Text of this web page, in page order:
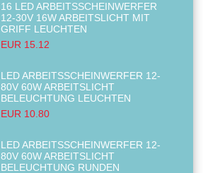
16 LED ARBEITSSCHEINWERFER
12-30V 16W ARBEITSLICHT MIT
GRIFF LEUCHTEN
EUR 15.12
LED ARBEITSSCHEINWERFER 12-
80V 60W ARBEITSLICHT
BELEUCHTUNG LEUCHTEN
EUR 10.80
LED ARBEITSSCHEINWERFER 12-
80V 60W ARBEITSLICHT
BELEUCHTUNG RUNDEN